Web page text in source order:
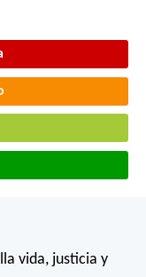
vida, justicia y